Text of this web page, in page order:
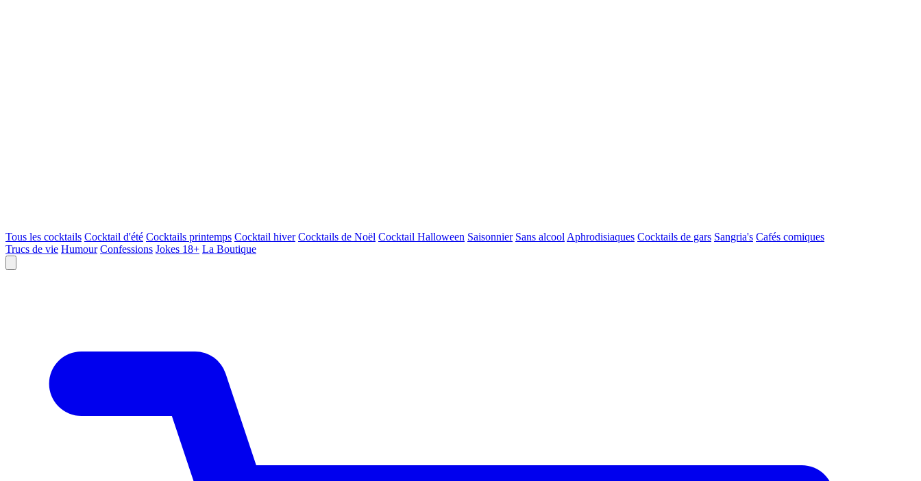
Tous les cocktails Cocktail d'été Cocktails printemps Cocktail hiver Cocktails de Noël Cocktail Halloween Saisonnier Sans alcool Aphrodisiaques Cocktails de gars Sangria's Cafés comiques
Trucs de vie Humour Confessions Jokes 18+ La Boutique